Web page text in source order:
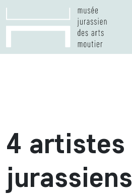
4 artistes
jurassiens